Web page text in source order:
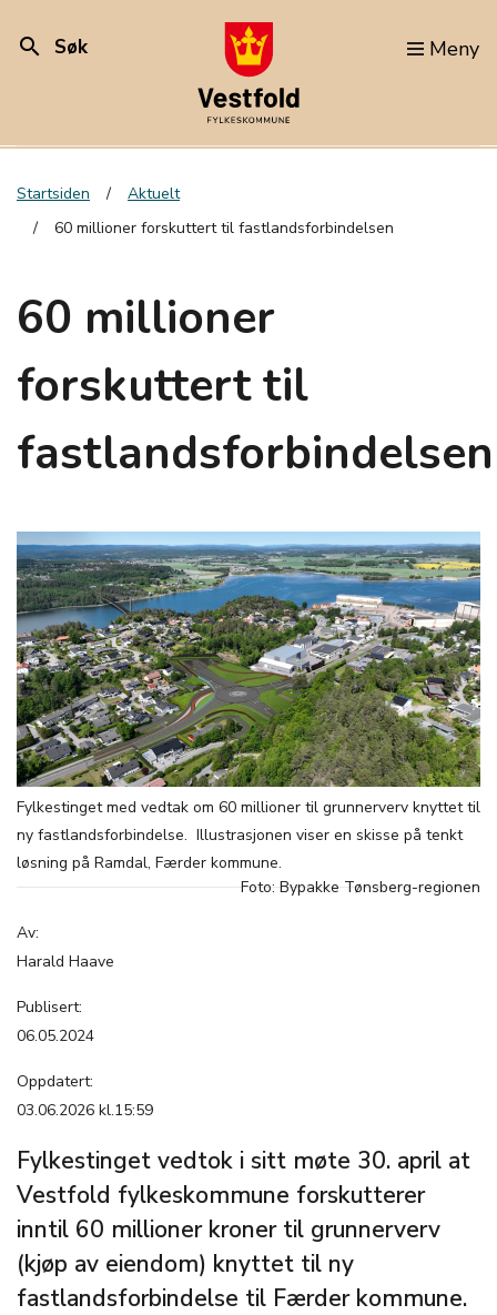
search Søk Meny
Startsiden
Aktuelt
60 millioner forskuttert til fastlandsforbindelsen
60 millioner
forskuttert til
fastlandsforbindelsen
Fylkestinget med vedtak om 60 millioner til grunnerverv knyttet til
ny fastlandsforbindelse. Illustrasjonen viser en skisse på tenkt
løsning på Ramdal, Færder kommune.
Foto: Bypakke Tønsberg-regionen
Av:
Harald Haave
Publisert:
06.05.2024
Oppdatert:
03.06.2026 kl.15:59
Fylkestinget vedtok i sitt møte 30. april at
Vestfold fylkeskommune forskutterer
inntil 60 millioner kroner til grunnerverv
(kjøp av eiendom) knyttet til ny
fastlandsforbindelse til Færder kommune.